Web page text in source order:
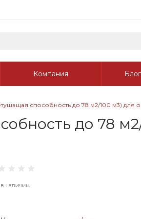
Компания Блог
способность до 78 м2/100 м3)
до 78
наличии